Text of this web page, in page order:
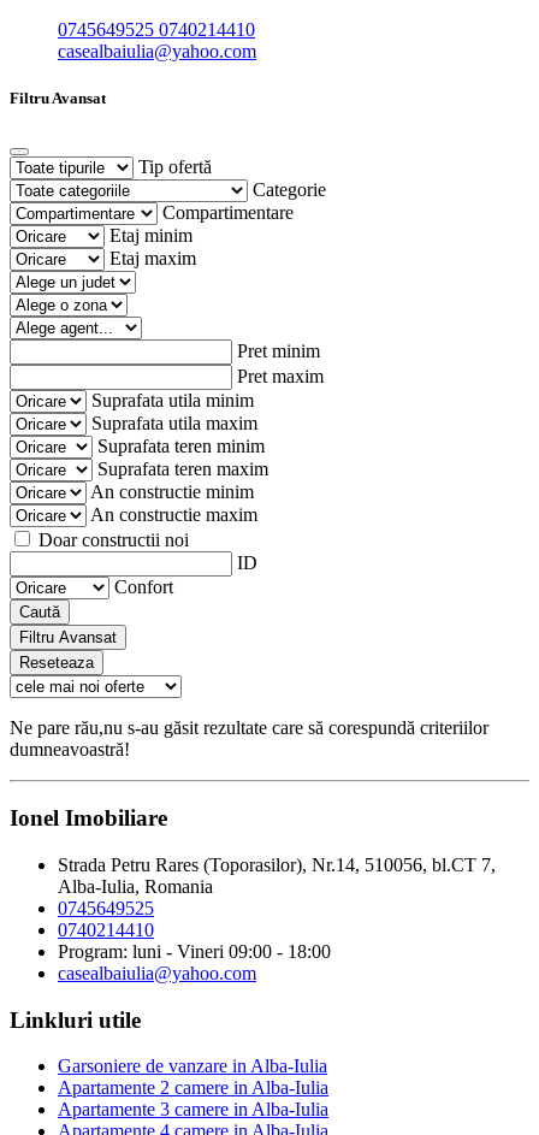
0745649525 0740214410
casealbaiulia@yahoo.com
Filtru Avansat
Tip ofertă
Categorie
Compartimentare
Etaj minim
Etaj maxim
Pret minim
Pret maxim
Suprafata utila minim
Suprafata utila maxim
Suprafata teren minim
Suprafata teren maxim
An constructie minim
An constructie maxim
Doar constructii noi
ID
Confort
Caută
Filtru Avansat
Reseteaza
Ne pare rău,nu s-au găsit rezultate care să corespundă criteriilor
dumneavoastră!
Ionel Imobiliare
Strada Petru Rares (Toporasilor), Nr.14, 510056, bl.CT 7,
Alba-Iulia, Romania
0745649525
0740214410
Program: luni - Vineri 09:00 - 18:00
casealbaiulia@yahoo.com
Linkluri utile
Garsoniere de vanzare in Alba-Iulia
Apartamente 2 camere in Alba-Iulia
Apartamente 3 camere in Alba-Iulia